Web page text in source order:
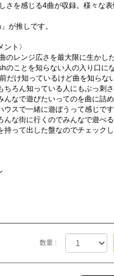
さを感じる4曲が収録。様々な
が推しです。
ント〉
のレンジ広さを最大限に生かし
のことを知らない人の入り口に
だけ知っているけど曲を知らな
ちろん知っている人にもぶっ刺さ
んなで遊びたいってのを曲に詰
ウスで一緒に遊ぼうって感じです
んな街に行くのでみんなで遊べ
持って出した盤なのでチェック
数量 :